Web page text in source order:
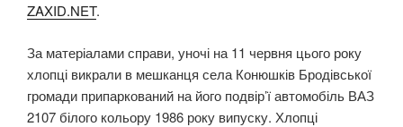
ZAXID.NET.
За матеріалами справи, уночі на 11 червня цього року
хлопці викрали в мешканця села Конюшків Бродівської
громади припаркований на його подвір’ї автомобіль ВАЗ
2107 білого кольору 1986 року випуску. Хлопці